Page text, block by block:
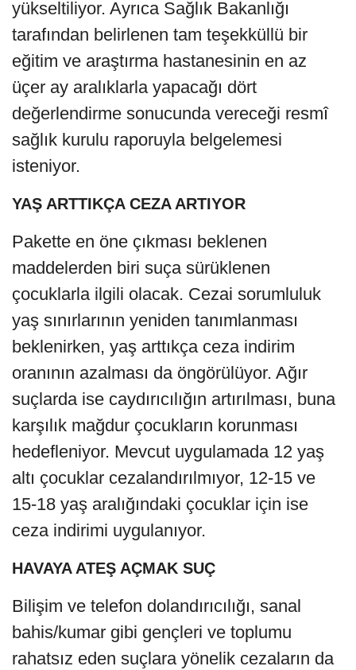
yükseltiliyor. Ayrıca Sağlık Bakanlığı
tarafından belirlenen tam teşekküllü bir
eğitim ve araştırma hastanesinin en az
üçer ay aralıklarla yapacağı dört
değerlendirme sonucunda vereceği resmî
sağlık kurulu raporuyla belgelemesi
isteniyor.
YAŞ ARTTIKÇA CEZA ARTIYOR
Pakette en öne çıkması beklenen
maddelerden biri suça sürüklenen
çocuklarla ilgili olacak. Cezai sorumluluk
yaş sınırlarının yeniden tanımlanması
beklenirken, yaş arttıkça ceza indirim
oranının azalması da öngörülüyor. Ağır
suçlarda ise caydırıcılığın artırılması, buna
karşılık mağdur çocukların korunması
hedefleniyor. Mevcut uygulamada 12 yaş
altı çocuklar cezalandırılmıyor, 12-15 ve
15-18 yaş aralığındaki çocuklar için ise
ceza indirimi uygulanıyor.
HAVAYA ATEŞ AÇMAK SUÇ
Bilişim ve telefon dolandırıcılığı, sanal
bahis/kumar gibi gençleri ve toplumu
rahatsız eden suçlara yönelik cezaların da